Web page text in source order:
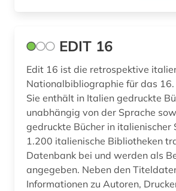
polen (1)
protestantismus (1)
pädagogik (1)
quelle (5)
recht (2)
reformation (1)
EDIT 16
Edit 16 ist die retrospektive
Nationalbibliographie für das 16.
Sie enthält in Italien gedruckte
unabhängig von der Sprache
gedruckte Bücher in italienischer
1.200 italienische Bibliotheken
Datenbank bei und werden als
angegeben. Neben den
Informationen zu Autoren,